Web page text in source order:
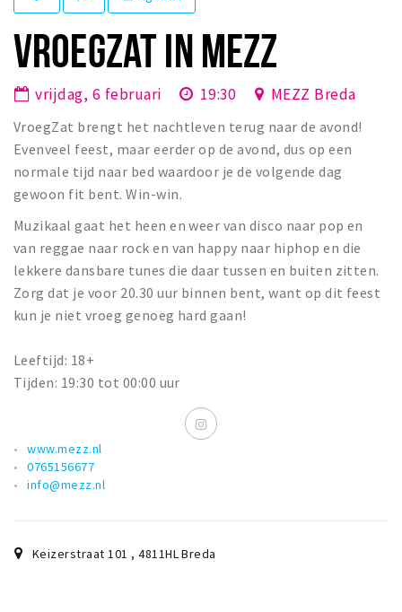
Musea, theaters & podia
Toeristische routes
Natuurgebieden
Baroniepoorten
Sport
Privacy
Inloggen
VROEGZAT IN MEZZ
vrijdag, 6 februari 19:30 MEZZ Breda
VroegZat brengt het nachtleven terug naar de avond!
Evenveel feest, maar eerder op de avond, dus op een
normale tijd naar bed waardoor je de volgende dag
gewoon fit bent. Win-win.
Muzikaal gaat het heen en weer van disco naar pop en
van reggae naar rock en van happy naar hiphop en die
lekkere dansbare tunes die daar tussen en buiten zitten.
Zorg dat je voor 20.30 uur binnen bent, want op dit feest
kun je niet vroeg genoeg hard gaan!
Leeftijd: 18+
Tijden: 19:30 tot 00:00 uur
www.mezz.nl
0765156677
info@mezz.nl
Keizerstraat 101 ,4811HLBreda